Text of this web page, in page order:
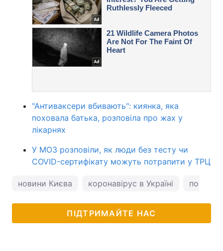
"Антиваксери вбивають": киянка, яка
поховала батька, розповіла про жах у
лікарнях
У МОЗ розповіли, як люди без тесту чи
COVID-сертифікату можуть потрапити у ТРЦ
новини Києва коронавірус в Україні погода
ПІДТРИМАЙТЕ НАС